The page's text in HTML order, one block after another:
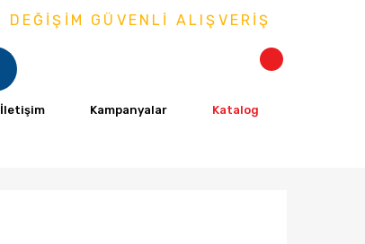
GÜVENLİ ALIŞVERİŞ
İletişim Kampanyalar Katalog